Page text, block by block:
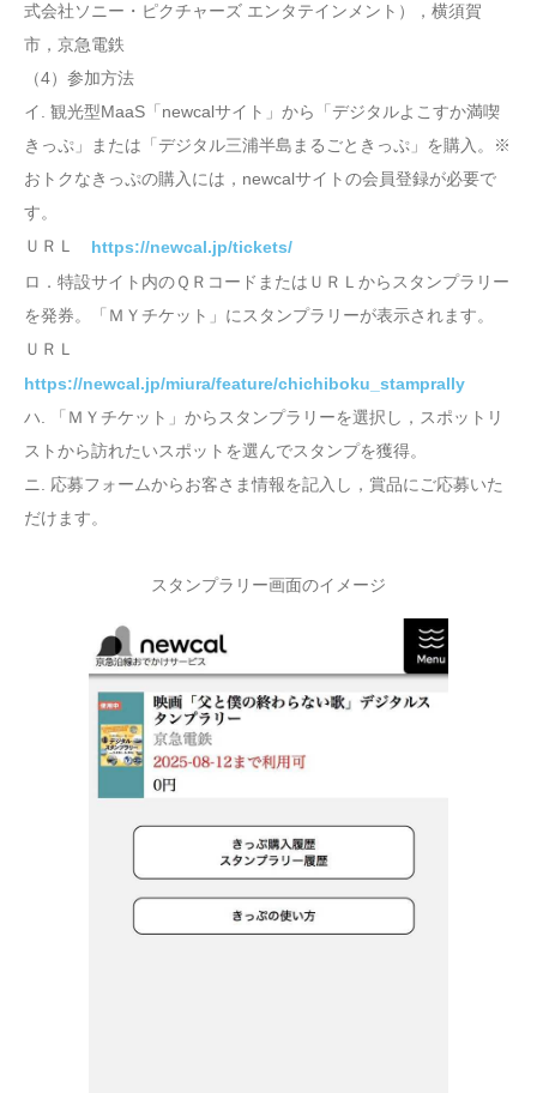
式会社ソニー・ピクチャーズ エンタテインメント），横須賀
市，京急電鉄
（4）参加方法
イ. 観光型MaaS「newcalサイト」から「デジタルよこすか満喫
きっぷ」または「デジタル三浦半島まるごときっぷ」を購入。※
おトクなきっぷの購入には，newcalサイトの会員登録が必要で
す。
ＵＲＬ
https://newcal.jp/tickets/
ロ．特設サイト内のＱＲコードまたはＵＲＬからスタンプラリー
を発券。「ＭＹチケット」にスタンプラリーが表示されます。
ＵＲＬ
https://newcal.jp/miura/feature/chichiboku_stamprally
ハ. 「ＭＹチケット」からスタンプラリーを選択し，スポットリ
ストから訪れたいスポットを選んでスタンプを獲得。
ニ. 応募フォームからお客さま情報を記入し，賞品にご応募いた
だけます。
スタンプラリー画面のイメージ